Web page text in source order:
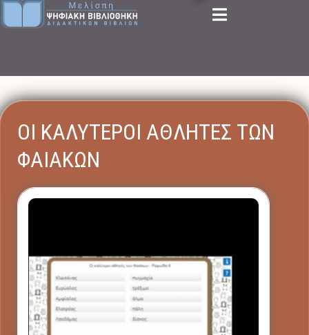
ΟΙ ΚΑΛΥΤΕΡΟΙ ΑΘΛΗΤΕΣ ΤΩΝ
ΦΑΙΑΚΩΝ